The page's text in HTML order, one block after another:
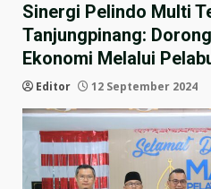
Sinergi Pelindo Multi
Tanjungpinang:
Ekonomi Melalui
Editor 12 September 2024